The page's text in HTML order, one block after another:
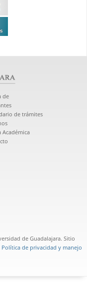
de
de trámites
Académica
de Guadalajara. Sitio
Política de privacidad y manejo